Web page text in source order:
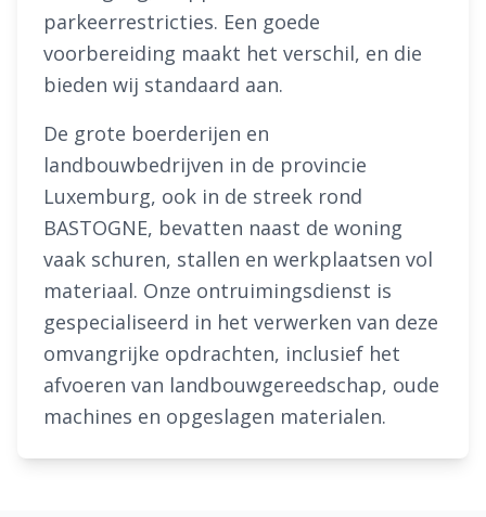
parkeerrestricties. Een goede
voorbereiding maakt het verschil, en die
bieden wij standaard aan.
De grote boerderijen en
landbouwbedrijven in de provincie
Luxemburg, ook in de streek rond
BASTOGNE, bevatten naast de woning
vaak schuren, stallen en werkplaatsen vol
materiaal. Onze ontruimingsdienst is
gespecialiseerd in het verwerken van deze
omvangrijke opdrachten, inclusief het
afvoeren van landbouwgereedschap, oude
machines en opgeslagen materialen.